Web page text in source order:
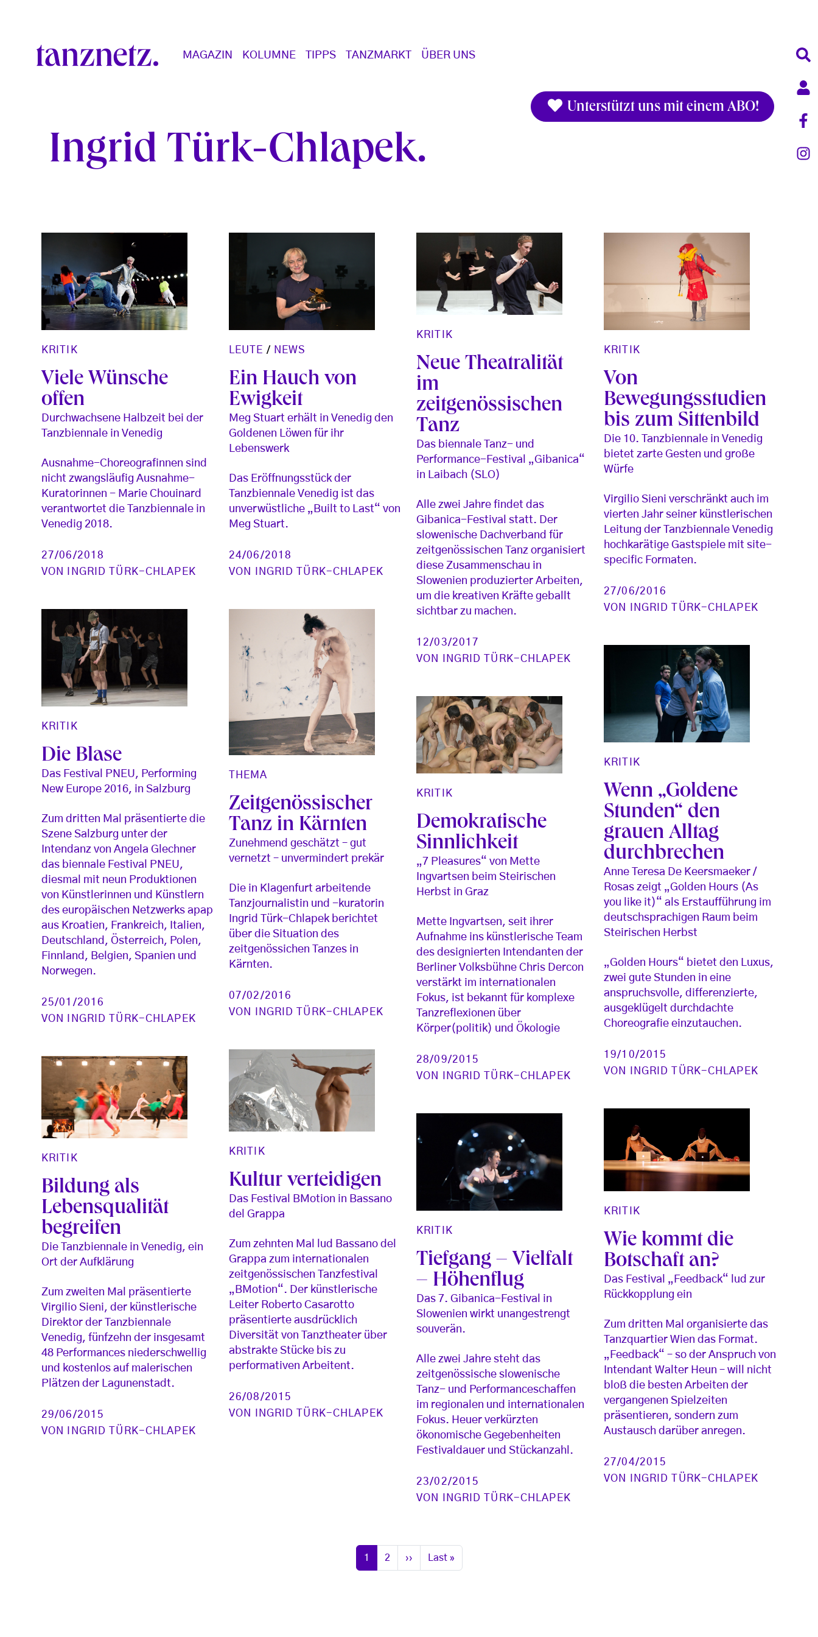
Main navigation
MAGAZIN KOLUMNE TIPPS TANZMARKT ÜBER UNS
Unterstützt uns mit einem ABO!
Ingrid Türk-Chlapek
KRITIK
Viele Wünsche
offen
Durchwachsene Halbzeit bei der
Tanzbiennale in Venedig
Ausnahme-Choreografinnen sind
nicht zwangsläufig Ausnahme-
Kuratorinnen - Marie Chouinard
verantwortet die Tanzbiennale in
Venedig 2018.
27/06/2018
VON
INGRID TÜRK-CHLAPEK
LEUTE / NEWS
Ein Hauch von
Ewigkeit
Meg Stuart erhält in Venedig den
Goldenen Löwen für ihr
Lebenswerk
Das Eröffnungsstück der
Tanzbiennale Venedig ist das
unverwüstliche „Built to Last“ von
Meg Stuart.
24/06/2018
VON
INGRID TÜRK-CHLAPEK
KRITIK
Neue Theatralität
im
zeitgenössischen
Tanz
Das biennale Tanz- und
Performance-Festival „Gibanica“
in Laibach (SLO)
Alle zwei Jahre findet das
Gibanica-Festival statt. Der
slowenische Dachverband für
zeitgenössischen Tanz organisiert
diese Zusammenschau in
Slowenien produzierter Arbeiten,
um die kreativen Kräfte geballt
sichtbar zu machen.
12/03/2017
VON
INGRID TÜRK-CHLAPEK
KRITIK
Von
Bewegungsstudien
bis zum Sittenbild
Die 10. Tanzbiennale in Venedig
bietet zarte Gesten und große
Würfe
Virgilio Sieni verschränkt auch im
vierten Jahr seiner künstlerischen
Leitung der Tanzbiennale Venedig
hochkarätige Gastspiele mit site-
specific Formaten.
27/06/2016
VON
INGRID TÜRK-CHLAPEK
THEMA
Zeitgenössischer
Tanz in Kärnten
Zunehmend geschätzt – gut
vernetzt – unvermindert prekär
Die in Klagenfurt arbeitende
Tanzjournalistin und -kuratorin
Ingrid Türk-Chlapek berichtet
über die Situation des
zeitgenössichen Tanzes in
Kärnten.
07/02/2016
VON
INGRID TÜRK-CHLAPEK
KRITIK
Die Blase
Das Festival PNEU, Performing
New Europe 2016, in Salzburg
Zum dritten Mal präsentierte die
Szene Salzburg unter der
Intendanz von Angela Glechner
das biennale Festival PNEU,
diesmal mit neun Produktionen
von Künstlerinnen und Künstlern
des europäischen Netzwerks apap
aus Kroatien, Frankreich, Italien,
Deutschland, Österreich, Polen,
Finnland, Belgien, Spanien und
Norwegen.
25/01/2016
VON
INGRID TÜRK-CHLAPEK
KRITIK
Wenn „Goldene
Stunden“ den
grauen Alltag
durchbrechen
Anne Teresa De Keersmaeker /
Rosas zeigt „Golden Hours (As
you like it)“ als Erstaufführung im
deutschsprachigen Raum beim
Steirischen Herbst
„Golden Hours“ bietet den Luxus,
zwei gute Stunden in eine
anspruchsvolle, differenzierte,
ausgeklügelt durchdachte
Choreografie einzutauchen.
19/10/2015
VON
INGRID TÜRK-CHLAPEK
KRITIK
Demokratische
Sinnlichkeit
„7 Pleasures“ von Mette
Ingvartsen beim Steirischen
Herbst in Graz
Mette Ingvartsen, seit ihrer
Aufnahme ins künstlerische Team
des designierten Intendanten der
Berliner Volksbühne Chris Dercon
verstärkt im internationalen
Fokus, ist bekannt für komplexe
Tanzreflexionen über
Körper(politik) und Ökologie
28/09/2015
VON
INGRID TÜRK-CHLAPEK
KRITIK
Kultur verteidigen
Das Festival BMotion in Bassano
del Grappa
Zum zehnten Mal lud Bassano del
Grappa zum internationalen
zeitgenössischen Tanzfestival
„BMotion“. Der künstlerische
Leiter Roberto Casarotto
präsentierte ausdrücklich
Diversität von Tanztheater über
abstrakte Stücke bis zu
performativen Arbeitent.
26/08/2015
VON
INGRID TÜRK-CHLAPEK
KRITIK
Bildung als
Lebensqualität
begreifen
Die Tanzbiennale in Venedig, ein
Ort der Aufklärung
Zum zweiten Mal präsentierte
Virgilio Sieni, der künstlerische
Direktor der Tanzbiennale
Venedig, fünfzehn der insgesamt
48 Performances niederschwellig
und kostenlos auf malerischen
Plätzen der Lagunenstadt.
29/06/2015
VON
INGRID TÜRK-CHLAPEK
KRITIK
Wie kommt die
Botschaft an?
Das Festival „Feedback“ lud zur
Rückkopplung ein
Zum dritten Mal organisierte das
Tanzquartier Wien das Format.
„Feedback“ – so der Anspruch von
Intendant Walter Heun – will nicht
bloß die besten Arbeiten der
vergangenen Spielzeiten
präsentieren, sondern zum
Austausch darüber anregen.
27/04/2015
VON
INGRID TÜRK-CHLAPEK
KRITIK
Tiefgang – Vielfalt
– Höhenflug
Das 7. Gibanica-Festival in
Slowenien wirkt unangestrengt
souverän.
Alle zwei Jahre steht das
zeitgenössische slowenische
Tanz- und Performanceschaffen
im regionalen und internationalen
Fokus. Heuer verkürzten
ökonomische Gegebenheiten
Festivaldauer und Stückanzahl.
23/02/2015
VON
INGRID TÜRK-CHLAPEK
Seite
1 Seite
2 Nächste Seite
›› Letzte Seite
Last »